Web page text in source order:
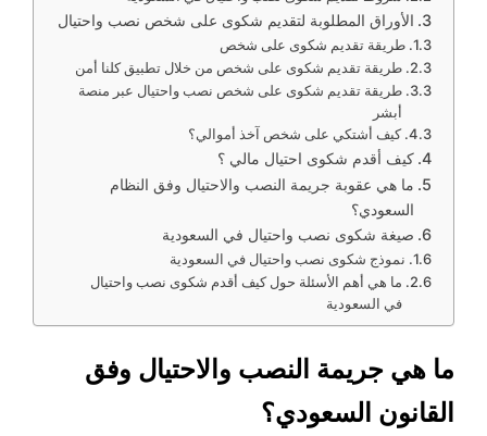
الأوراق المطلوبة لتقديم شكوى على شخص نصب واحتيال
طريقة تقديم شكوى على شخص
طريقة تقديم شكوى على شخص من خلال تطبيق كلنا أمن
طريقة تقديم شكوى على شخص نصب واحتيال عبر منصة
أبشر
كيف أشتكي على شخص آخذ أموالي؟
كيف أقدم شكوى احتيال مالي ؟
ما هي عقوبة جريمة النصب والاحتيال وفق النظام
السعودي؟
صيغة شكوى نصب واحتيال في السعودية
نموذج شكوى نصب واحتيال في السعودية
ما هي أهم الأسئلة حول كيف أقدم شكوى نصب واحتيال
في السعودية
ما هي جريمة النصب والاحتيال وفق
القانون السعودي؟